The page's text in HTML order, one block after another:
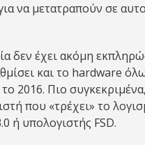
να μετατραπούν σε
δεν έχει ακόμη
και το hardware
2016. Πιο
που «τρέχει» το
ή υπολογιστής FSD.